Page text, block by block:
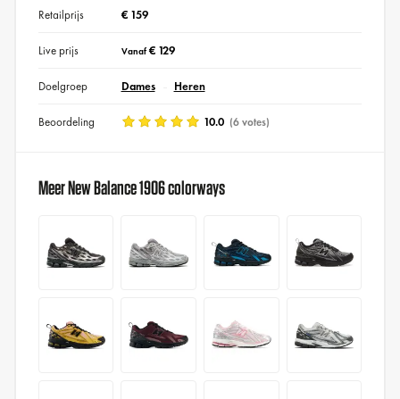
Retailprijs € 159
Live prijs Vanaf€ 129
Doelgroep Dames Heren
Beoordeling 10.0 (6 votes)
Meer New Balance 1906 colorways